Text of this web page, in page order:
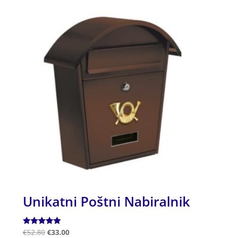
Unikatni Poštni Nabiralnik
Ocenjeno
€52.80 €33.00